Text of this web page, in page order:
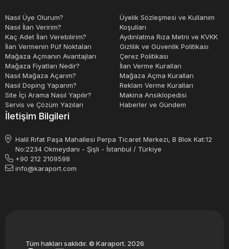
Nasıl Üye Olurum?
Nasıl İlan Veririm?
Kaç Adet İlan Verebilirim?
İlan Vermenin Püf Noktaları
Mağaza Açmanın Avantajları
Mağaza Fiyatları Nedir?
Nasıl Mağaza Açarım?
Nasıl Doping Yaparım?
Site İçi Arama Nasıl Yapılır?
Servis ve Çözüm Yazıları
Üyelik Sözleşmesi ve Kullanım
Koşulları
Aydınlatma Rıza Metni ve KVKK
Gizlilik ve Güvenlik Politikası
Çerez Politikası
İlan Verme Kuralları
Mağaza Açma Kuralları
Reklam Verme Kuralları
Makina Ansiklopedisi
Haberler ve Gündem
İletişim Bilgileri
Halil Rıfat Paşa Mahallesi Perpa Ticaret Merkezi, B Blok Kat:12
No:2234 Okmeydanı - Şişli - İstanbul / Türkiye
+90 212 2109598
info@karaport.com
Tüm hakları saklıdır. © Karaport. 2026